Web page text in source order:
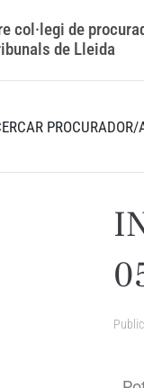
col·legi de
de Lleida
PROCURADOR/